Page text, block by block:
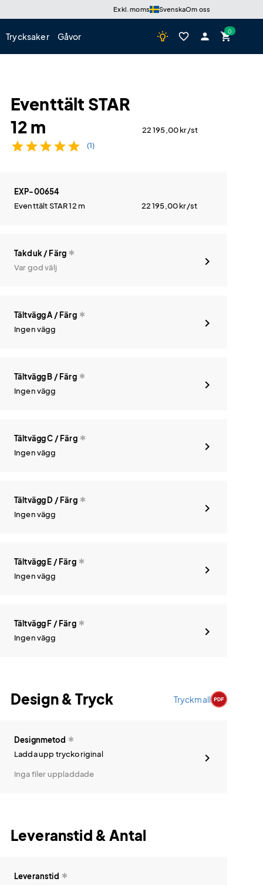
Exkl. moms SvenskaOm oss
Trycksaker Gåvor wb_incandescent favorite_border person shopping_cart
Eventtält STAR
12 m
22 195,00kr/st
starstarstarstarstar (1)
EXP-00654
Eventtält STAR 12 m
22 195,00kr/st
Takduk / Färg
Var god välj
Tältvägg A / Färg
Ingen vägg
Tältvägg B / Färg
Ingen vägg
Tältvägg C / Färg
Ingen vägg
Tältvägg D / Färg
Ingen vägg
Tältvägg E / Färg
Ingen vägg
Tältvägg F / Färg
Ingen vägg
Design & Tryck Tryckmall
Designmetod
Ladda upp tryckoriginal
Inga filer uppladdade
Leveranstid & Antal
Leveranstid